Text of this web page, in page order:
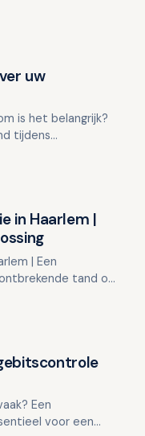
uw
is het belangrijk?
tijdens
in Haarlem |
| Een
tand of
Een
voor een